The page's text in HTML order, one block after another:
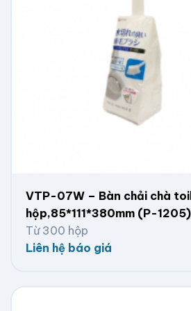
VTP-07W – Bàn chải chà
hộp,85*111*380mm (P-1205)
Từ 300 hộp
Liên hệ báo giá